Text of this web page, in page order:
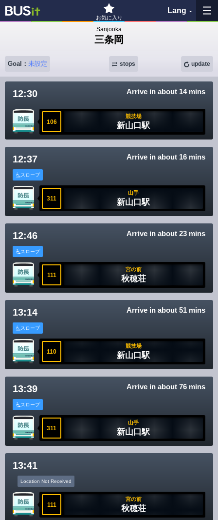
お気に入り
Lang
My Favorites
See the map
Search bus stop
BUSit User's Guide
Sanjooka
三条岡
Goal： 未設定 update
stops
12:30 Arrive in about 14 mins
106
競技場
新山口駅
12:37 Arrive in about 16 mins
スロープ
311
山手
新山口駅
12:46 Arrive in about 23 mins
スロープ
111
宮の前
秋穂荘
13:14 Arrive in about 51 mins
スロープ
110
競技場
新山口駅
13:39 Arrive in about 76 mins
スロープ
311
山手
新山口駅
13:41
Location Not Received
111
宮の前
秋穂荘